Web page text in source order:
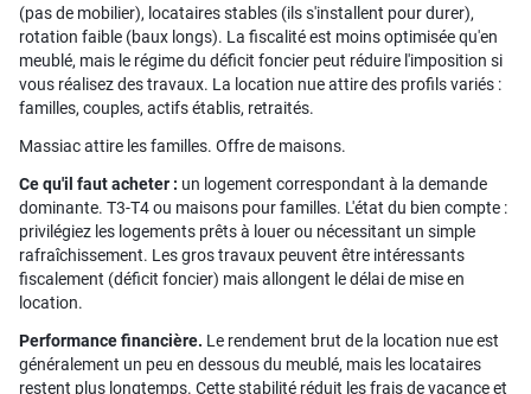
(pas de mobilier), locataires stables (ils s'installent pour durer),
rotation faible (baux longs). La fiscalité est moins optimisée qu'en
meublé, mais le régime du déficit foncier peut réduire l'imposition si
vous réalisez des travaux. La location nue attire des profils variés :
familles, couples, actifs établis, retraités.
Massiac attire les familles. Offre de maisons.
Ce qu'il faut acheter : un logement correspondant à la demande
dominante. T3-T4 ou maisons pour familles. L'état du bien compte :
privilégiez les logements prêts à louer ou nécessitant un simple
rafraîchissement. Les gros travaux peuvent être intéressants
fiscalement (déficit foncier) mais allongent le délai de mise en
location.
Performance financière. Le rendement brut de la location nue est
généralement un peu en dessous du meublé, mais les locataires
restent plus longtemps. Cette stabilité réduit les frais de vacance et